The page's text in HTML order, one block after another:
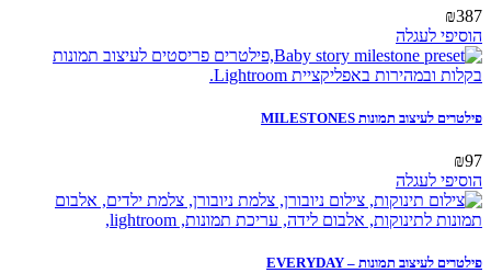
₪387
הוסיפי לעגלה
פילטרים לעיצוב תמונות MILESTONES
₪97
הוסיפי לעגלה
פילטרים לעיצוב תמונות – EVERYDAY